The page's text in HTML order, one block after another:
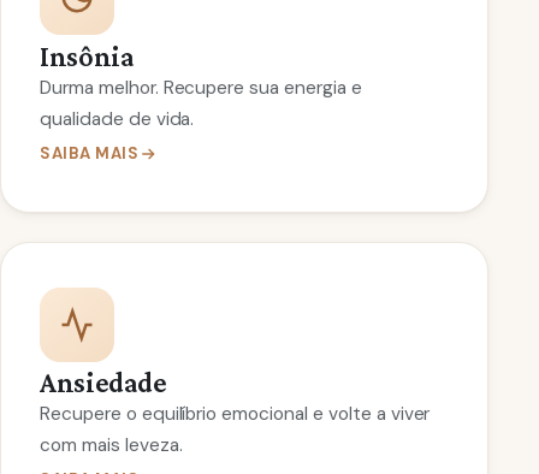
Insônia
Durma melhor. Recupere sua energia e
qualidade de vida.
SAIBA MAIS
Ansiedade
Recupere o equilíbrio emocional e volte a viver
com mais leveza.